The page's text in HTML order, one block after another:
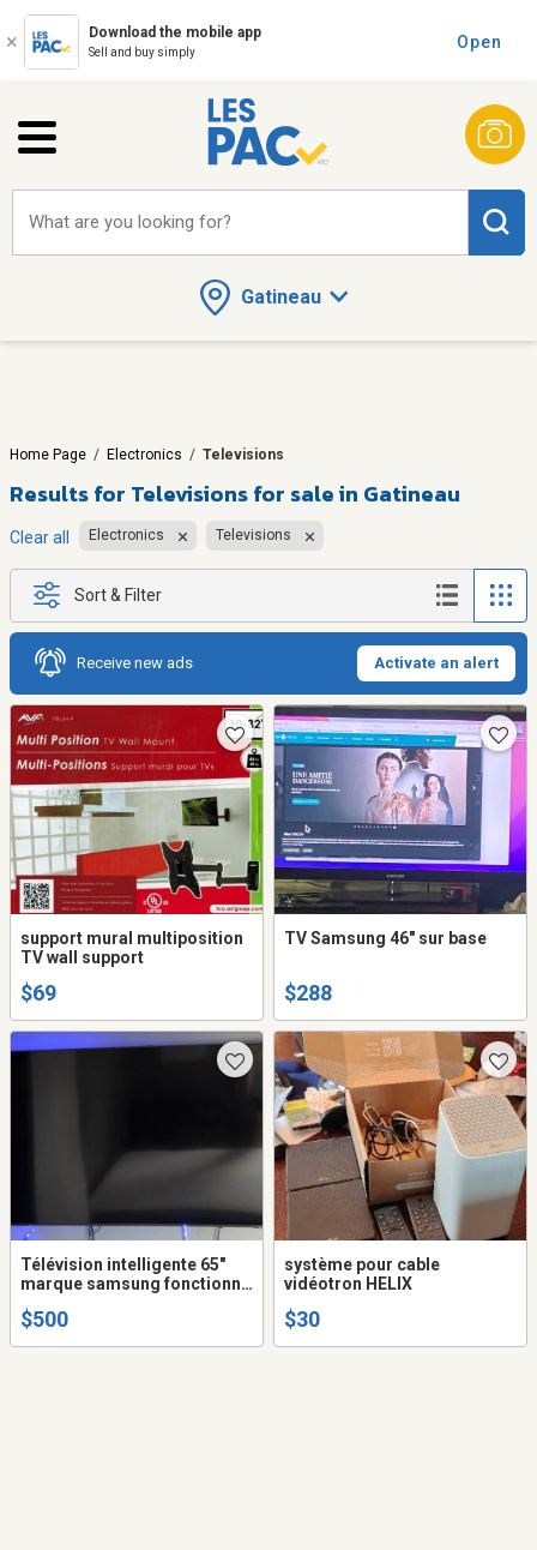
Download the mobile app
Sell and buy simply
Open
Gatineau
What are you looking for?
Home Page / Electronics / Televisions
Results for Televisions for sale in Gatineau
Clear all Electronics Televisions
Sort & Filter
Receive new ads Activate an alert
support mural multiposition
TV wall support
$69
TV Samsung 46" sur base
$288
Télévision intelligente 65"
marque samsung fonctionne
$500
système pour cable
vidéotron HELIX
$30